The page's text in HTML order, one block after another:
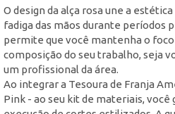
O design da alça rosa une a
fadiga das mãos durante períodos
permite que você mantenha o
composição do seu trabalho, seja
um profissional da área.
Ao integrar a Tesoura de Franja
Pink - ao seu kit de materiais, você